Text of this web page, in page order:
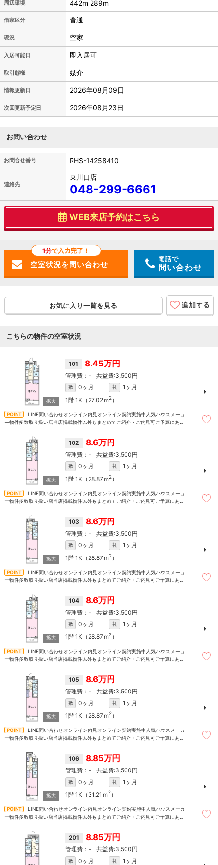
周辺環境 442m 289m
借家区分 普通
現況 空家
入居可能日 即入居可
取引態様 媒介
情報更新日 2026年08月09日
次回更新予定日 2026年08月23日
お問い合わせ
お問合せ番号 RHS-14258410
連絡先
東川口店
048-299-6661
WEB来店予約はこちら
1分で入力完了！
電話で
問い合わせ
お気に入り一覧を見る
こちらの物件の空室状況
101 8.45万円
- 3,500円
敷 0ヶ月 礼
1ヶ月
1階 1K（27.02ｍ 2）
LINE問い合わせオンライン内見オンライン契約実施中人気ハウスメーカ
ー物件多数取り扱い店当店掲載物件以外もまとめてご紹介・ご内見可ご予算にあっ
102 8.6万円
- 3,500円
敷 0ヶ月 礼
1ヶ月
1階 1K（28.87ｍ 2）
LINE問い合わせオンライン内見オンライン契約実施中人気ハウスメーカ
ー物件多数取り扱い店当店掲載物件以外もまとめてご紹介・ご内見可ご予算にあっ
103 8.6万円
- 3,500円
敷 0ヶ月 礼
1ヶ月
1階 1K（28.87ｍ 2）
LINE問い合わせオンライン内見オンライン契約実施中人気ハウスメーカ
ー物件多数取り扱い店当店掲載物件以外もまとめてご紹介・ご内見可ご予算にあっ
104 8.6万円
- 3,500円
敷 0ヶ月 礼
1ヶ月
1階 1K（28.87ｍ 2）
LINE問い合わせオンライン内見オンライン契約実施中人気ハウスメーカ
ー物件多数取り扱い店当店掲載物件以外もまとめてご紹介・ご内見可ご予算にあっ
105 8.6万円
- 3,500円
敷 0ヶ月 礼
1ヶ月
1階 1K（28.87ｍ 2）
LINE問い合わせオンライン内見オンライン契約実施中人気ハウスメーカ
ー物件多数取り扱い店当店掲載物件以外もまとめてご紹介・ご内見可ご予算にあっ
106 8.85万円
- 3,500円
敷 0ヶ月 礼
1ヶ月
1階 1K（31.21ｍ 2）
LINE問い合わせオンライン内見オンライン契約実施中人気ハウスメーカ
ー物件多数取り扱い店当店掲載物件以外もまとめてご紹介・ご内見可ご予算にあっ
201 8.85万円
- 3,500円
敷 0ヶ月 礼
1ヶ月